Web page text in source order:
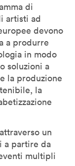
di
artisti ad
devono
a produrre
in modo
soluzioni a
la produzione
la
un
a partire da
multipli